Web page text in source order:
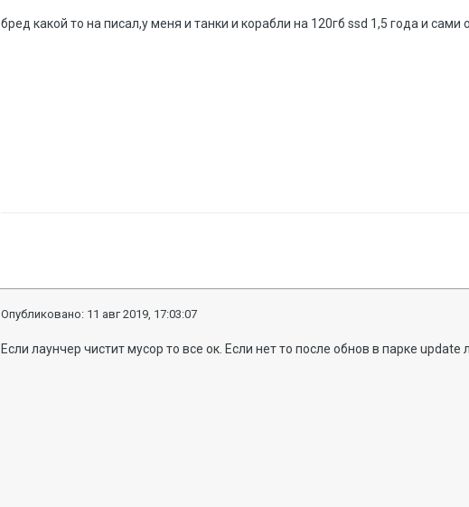
бред какой то на писал,у меня и танки и корабли на 120гб ssd 1,5 года и
Опубликовано: 11 авг 2019, 17:03:07
Если лаунчер чистит мусор то все ок. Если нет то после обнов в парке update